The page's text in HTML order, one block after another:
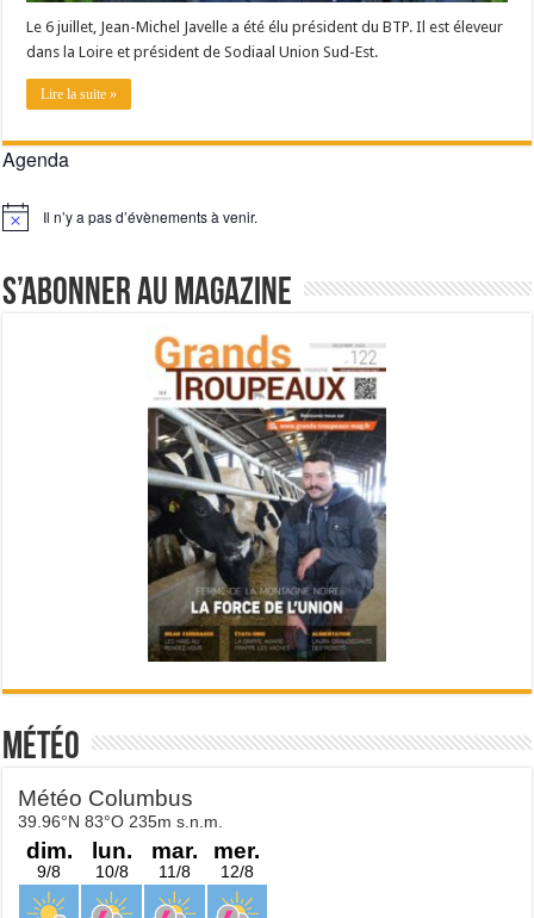
Le 6 juillet, Jean-Michel Javelle a été élu président du BTP. Il est éleveur
dans la Loire et président de Sodiaal Union Sud-Est.
Lire la suite »
Agenda
Notice Il n’y a pas d’évènements à venir.
S’abonner au magazine
Météo